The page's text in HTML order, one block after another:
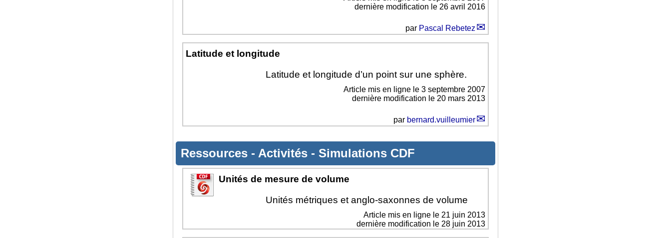
dernière modification le 26 avril 2016
par Pascal Rebetez
Latitude et longitude
Latitude et longitude d’un point sur une sphère.
Article mis en ligne le3 septembre 2007
dernière modification le 20 mars 2013
par bernard.vuilleumier
Ressources - Activités - Simulations CDF
Unités de mesure de volume
Unités métriques et anglo-saxonnes de volume
Article mis en ligne le21 juin 2013
dernière modification le 28 juin 2013